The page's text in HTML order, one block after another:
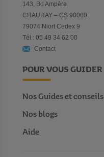
143, Bd Ampère
CHAURAY – CS 90000
79074 Niort Cedex 9
Tél : 05 49 34 62 00
Contact
POUR VOUS GUIDER
Nos Guides et conseils
Nos blogs
Aide